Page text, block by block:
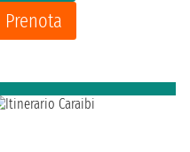
Prenota